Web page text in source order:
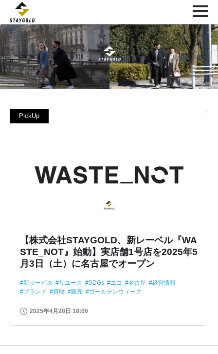
【株式会社STAYGOLD、新レーベル『WA
STE_NOT』始動】実店舗1号店を2025年5
月3日（土）に名古屋でオープン
新サービス リユース SDGs エコ 名古屋
経営情報
ブランド
買取 販売 ゴールデンウィーク
2025年4月28日 18:00